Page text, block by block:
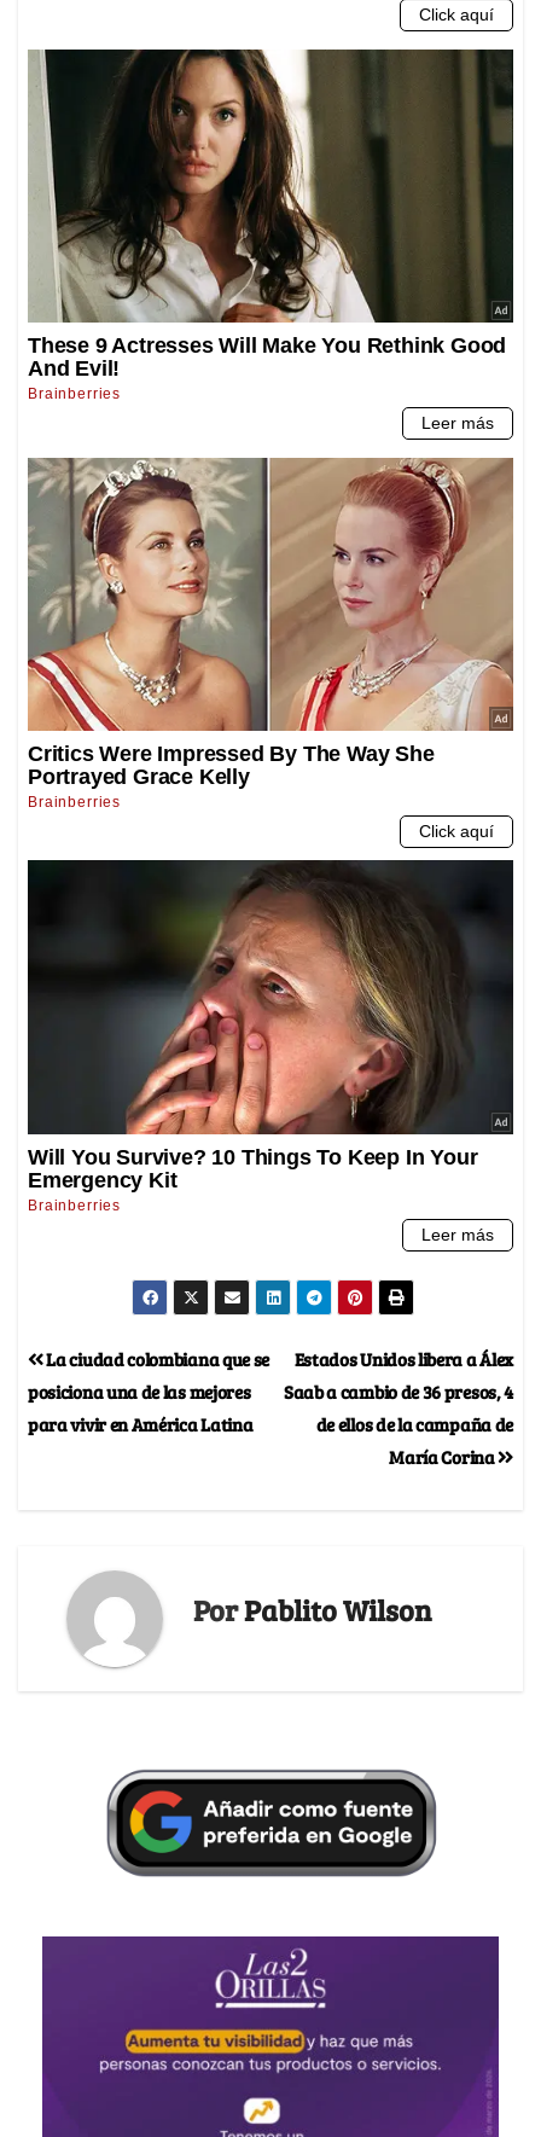
Estados Unidos libera a Álex
Saab a cambio de 36 presos, 4
de ellos de la campaña de
María Corina
La ciudad colombiana que se
posiciona una de las mejores
para vivir en América Latina
PorPablito Wilson